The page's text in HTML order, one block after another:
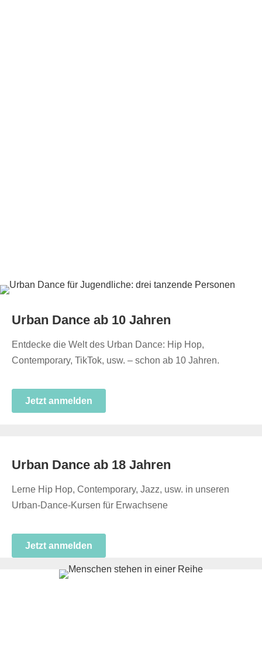
Urban Dance ab 10 Jahren
Entdecke die Welt des Urban Dance: Hip Hop,
Contemporary, TikTok, usw. – schon ab 10 Jahren.
Jetzt anmelden
Urban Dance ab 18 Jahren
Lerne Hip Hop, Contemporary, Jazz, usw. in unseren
Urban-Dance-Kursen für Erwachsene
Jetzt anmelden